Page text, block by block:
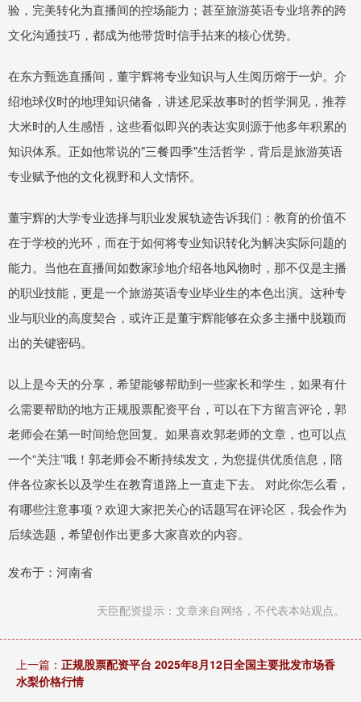
验，完美转化为直播间的控场能力；甚至旅游英语专业培养的跨
文化沟通技巧，都成为他带货时信手拈来的核心优势。
在东方甄选直播间，董宇辉将专业知识与人生阅历熔于一炉。介
绍地球仪时的地理知识储备，讲述尼采故事时的哲学洞见，推荐
大米时的人生感悟，这些看似即兴的表达实则源于他多年积累的
知识体系。正如他常说的"三餐四季"生活哲学，背后是旅游英语
专业赋予他的文化视野和人文情怀。
董宇辉的大学专业选择与职业发展轨迹告诉我们：教育的价值不
在于学校的光环，而在于如何将专业知识转化为解决实际问题的
能力。当他在直播间如数家珍地介绍各地风物时，那不仅是主播
的职业技能，更是一个旅游英语专业毕业生的本色出演。这种专
业与职业的高度契合，或许正是董宇辉能够在众多主播中脱颖而
出的关键密码。
以上是今天的分享，希望能够帮助到一些家长和学生，如果有什
么需要帮助的地方正规股票配资平台，可以在下方留言评论，郭
老师会在第一时间给您回复。如果喜欢郭老师的文章，也可以点
一个“关注”哦！郭老师会不断持续发文，为您提供优质信息，陪
伴各位家长以及学生在教育道路上一直走下去。 对此你怎么看，
有哪些注意事项？欢迎大家把关心的话题写在评论区，我会作为
后续选题，希望创作出更多大家喜欢的内容。
发布于：河南省
天臣配资提示：文章来自网络，不代表本站观点。
上一篇： 正规股票配资平台 2025年8月12日全国主要批发市场香
水梨价格行情